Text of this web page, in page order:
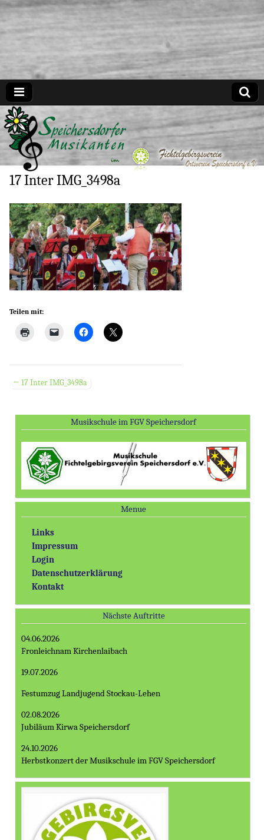
Speichersdorfer Musikanten
17 Inter IMG_3498a
Teilen mit:
Post navigation
← 17 Inter IMG_3498a
Musikschule im FGV Speichersdorf
Menue
Links
Impressum
Login
Datenschutzerklärung
Kontakt
Nächste Auftritte
04.06.2026
Fronleichnam Kirchenlaibach
19.07.2026
Festumzug Landjugend Stockau-Lehen
02.08.2026
Jubiläum Kirwa Speichersdorf
24.10.2026
Herbstkonzert der Musikschule im FGV Speichersdorf